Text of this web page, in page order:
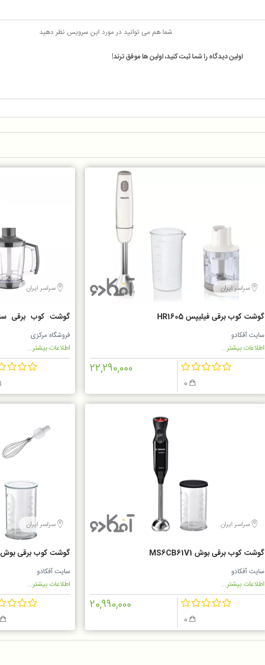
شما هم می توانید در مورد این سرویس نظر دهید
اولین دیدگاه را شما ثبت کنید، اولین ها موفق ترند!
سراسر ایران
گوشت کوب برقی فیلیپس HR1605
سایت آفکادو
اطلاعات بیشتر...
22,290,000
سراسر ایران
5601GR
فروشگاه مرکزی
اطلاعات بیشتر...
سراسر ایران
گوشت کوب برقی بوش MS6CB61V1
سایت آفکادو
اطلاعات بیشتر...
20,990,000
سراسر ایران
گوشت کوب برقی بوش MS6CA4150
سایت آفکادو
اطلاعات بیشتر...